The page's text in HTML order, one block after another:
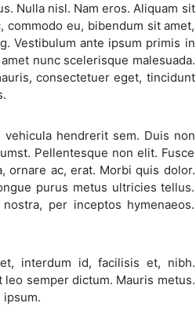
Nulla nisl. Nam eros. Aliquam sit
commodo eu, bibendum sit amet,
Vestibulum ante ipsum primis in
nunc scelerisque malesuada.
consectetuer eget, tincidunt
hendrerit sem. Duis non
Pellentesque non elit. Fusce
ornare ac, erat. Morbi quis dolor.
purus metus ultricies tellus.
per inceptos hymenaeos.
interdum id, facilisis et, nibh.
semper dictum. Mauris metus.